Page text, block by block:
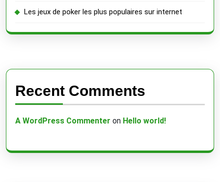
Les jeux de poker les plus populaires sur internet
Recent Comments
A WordPress Commenter on Hello world!